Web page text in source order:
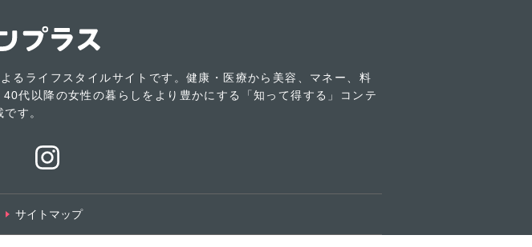
るライフスタイルサイトです。健康・医療から美容、マネー、料
代以降の女性の暮らしをより豊かにする「知って得する」コンテ
す。
サイトマップ